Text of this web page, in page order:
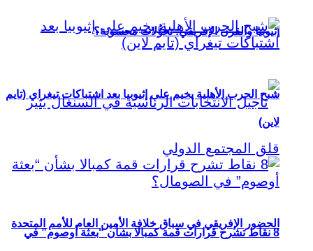
إثيوبيا والقرن الإفريقي: تحوُّلات محسوبة؟
الحضور الإفريقي في سباق خلافة الأمين العام للأمم المتحدة
شبح الحرب الأهلية يخيم على إثيوبيا بعد اشتباكات تيغراي (تايم
لاين)
8 نقاط تشرح قرارات قمة كمبالا بشأن “بعثة أوصوم” في